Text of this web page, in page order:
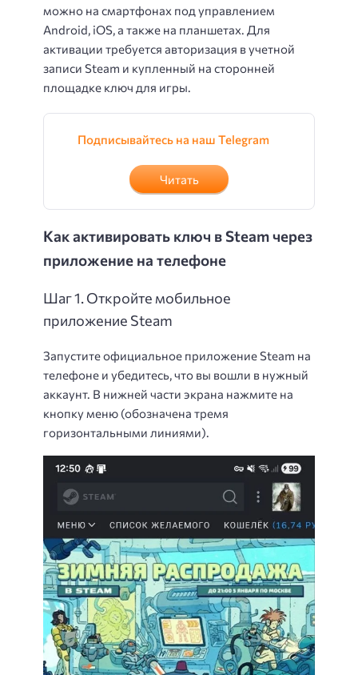
можно на смартфонах под управлением
Android, iOS, а также на планшетах. Для
активации требуется авторизация в учетной
записи Steam и купленный на сторонней
площадке ключ для игры.
Подписывайтесь на наш Telegram
Читать
Как активировать ключ в Steam через
приложение на телефоне
Шаг 1. Откройте мобильное
приложение Steam
Запустите официальное приложение Steam на
телефоне и убедитесь, что вы вошли в нужный
аккаунт. В нижней части экрана нажмите на
кнопку меню (обозначена тремя
горизонтальными линиями).